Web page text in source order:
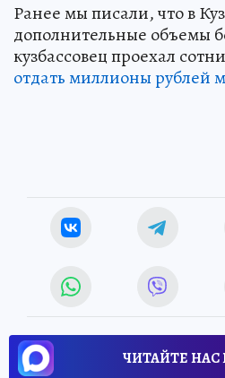
Ранее мы писали, что в
дополнительные объемы
кузбассовец проехал
отдать миллионы
ЧИТАЙТЕ НАС